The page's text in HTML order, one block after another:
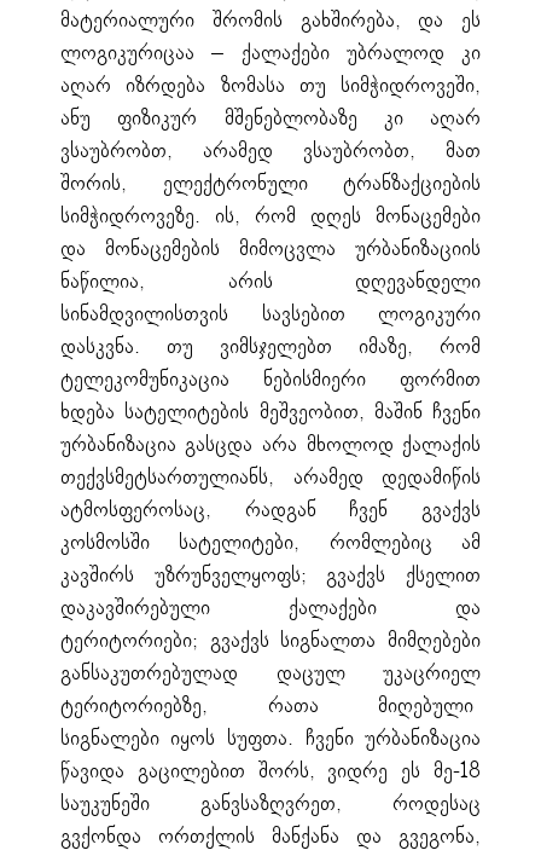
მატერიალური შრომის გახშირება, და ეს
ლოგიკურიცაა – ქალაქები უბრალოდ კი
აღარ იზრდება ზომასა თუ სიმჭიდროვეში,
ანუ ფიზიკურ მშენებლობაზე კი აღარ
ვსაუბრობთ, არამედ ვსაუბრობთ, მათ
შორის, ელექტრონული ტრანზაქციების
სიმჭიდროვეზე. ის, რომ დღეს მონაცემები
და მონაცემების მიმოცვლა ურბანიზაციის
ნაწილია, არის დღევანდელი
სინამდვილისთვის სავსებით ლოგიკური
დასკვნა. თუ ვიმსჯელებთ იმაზე, რომ
ტელეკომუნიკაცია ნებისმიერი ფორმით
ხდება სატელიტების მეშვეობით, მაშინ ჩვენი
ურბანიზაცია გასცდა არა მხოლოდ ქალაქის
თექვსმეტსართულიანს, არამედ დედამიწის
ატმოსფეროსაც, რადგან ჩვენ გვაქვს
კოსმოსში სატელიტები, რომლებიც ამ
კავშირს უზრუნველყოფს; გვაქვს ქსელით
დაკავშირებული ქალაქები და
ტერიტორიები; გვაქვს სიგნალთა მიმღებები
განსაკუთრებულად დაცულ უკაცრიელ
ტერიტორიებზე, რათა მიღებული
სიგნალები იყოს სუფთა. ჩვენი ურბანიზაცია
წავიდა გაცილებით შორს, ვიდრე ეს მე-18
საუკუნეში განვსაზღვრეთ, როდესაც
გვქონდა ორთქლის მანქანა და გვეგონა,